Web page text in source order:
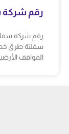
رقم شركة
رقم شركة
سفلتة طرق
المواقف